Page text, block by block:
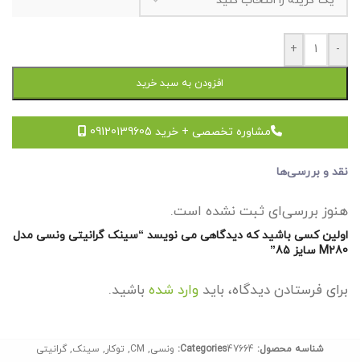
-
+
افزودن به سبد خرید
مشاوره تخصصی + خرید 09120139605
نقد و بررسی‌ها
هنوز بررسی‌ای ثبت نشده است.
اولین کسی باشید که دیدگاهی می نویسد “سینک گرانیتی ونسی مدل
M280 سایز 85”
برای فرستادن دیدگاه، باید وارد شده باشید.
شناسه محصول: 47664
Categories: ونسی,
CM
, توکار, سینک, گرانیتی